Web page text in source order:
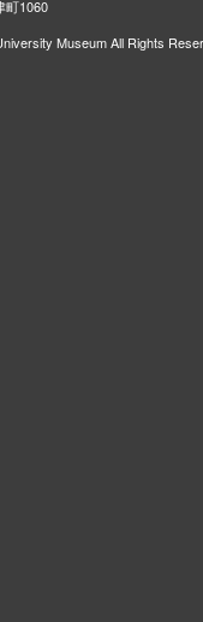
町1060
Museum All Rights